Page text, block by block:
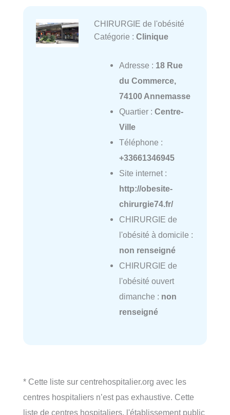
CHIRURGIE de l'obésité
Catégorie : Clinique
Adresse : 18 Rue
du Commerce,
74100 Annemasse
Quartier : Centre-
Ville
Téléphone :
+33661346945
Site internet :
http://obesite-
chirurgie74.fr/
CHIRURGIE de
l'obésité à domicile :
non renseigné
CHIRURGIE de
l'obésité ouvert
dimanche : non
renseigné
* Cette liste sur centrehospitalier.org avec les
centres hospitaliers n’est pas exhaustive. Cette
liste de centres hospitaliers, l'établissement public